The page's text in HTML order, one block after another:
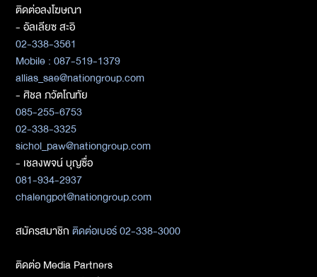
ติดต่อลงโฆษณา
- อัลเลียซ สะอิ
02-338-3561
Mobile : 087-519-1379
allias_sae@nationgroup.com
- ศิชล ภวัตโณทัย
085-255-6753
02-338-3325
sichol_paw@nationgroup.com
- เชลงพจน์ บุญซื่อ
081-934-2937
chalengpot@nationgroup.com
สมัครสมาชิกติดต่อเบอร์ 02-338-3000
ติดต่อ Media Partners